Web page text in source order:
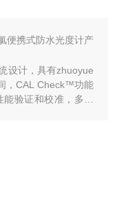
便携式防水光度计产
设计，具有zhuoyue
，CAL Check™功能
验证和校准，多种